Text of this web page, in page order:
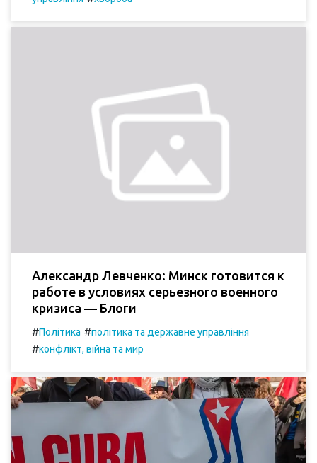
Александр Левченко: Минск готовится к
работе в условиях серьезного военного
кризиса — Блоги
#Політика #політика та державне управління
#конфлікт, війна та мир